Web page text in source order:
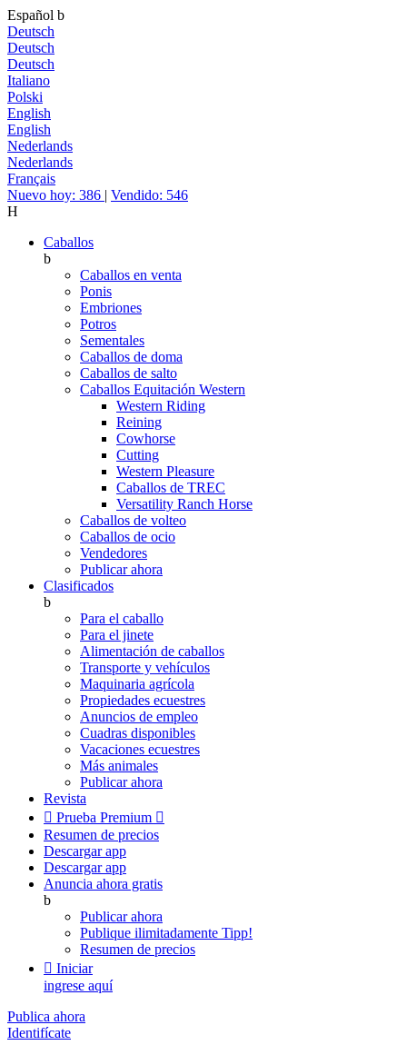
Español b
Deutsch
Deutsch
Deutsch
Italiano
Polski
English
English
Nederlands
Nederlands
Français
Nuevo hoy: 386 | Vendido: 546
H
Caballos
b
Caballos en venta
Ponis
Embriones
Potros
Sementales
Caballos de doma
Caballos de salto
Caballos Equitación Western
Western Riding
Reining
Cowhorse
Cutting
Western Pleasure
Caballos de TREC
Versatility Ranch Horse
Caballos de volteo
Caballos de ocio
Vendedores
Publicar ahora
Clasificados
b
Para el caballo
Para el jinete
Alimentación de caballos
Transporte y vehículos
Maquinaria agrícola
Propiedades ecuestres
Anuncios de empleo
Cuadras disponibles
Vacaciones ecuestres
Más animales
Publicar ahora
Revista
 Prueba Premium 
Resumen de precios
Descargar app
Descargar app
Anuncia ahora gratis
b
Publicar ahora
Publique ilimitadamente Tipp!
Resumen de precios
 Iniciar
ingrese aquí
Publica ahora
Identifícate